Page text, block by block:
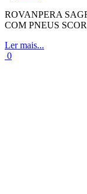
ROVANPERA
COM PNEUS
Ler mais...
0